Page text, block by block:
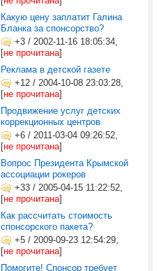
Какую цену заплатит Галина
Бланка за спонсорство?
+3 / 2002-11-16 18:05:34,
[не прочитана]
Реклама в детской газете
+12 / 2004-10-08 23:03:28,
[не прочитана]
Продвижение услуг детских
коррекционных центров
+6 / 2011-03-04 09:26:52,
[не прочитана]
Вопрос Президента Крымской
ассоциации рокеров
+33 / 2005-04-15 11:22:52,
[не прочитана]
Как рассчитать стоимость
спонсорского пакета?
+5 / 2009-09-23 12:54:29,
[не прочитана]
Помогите! Спонсор требует